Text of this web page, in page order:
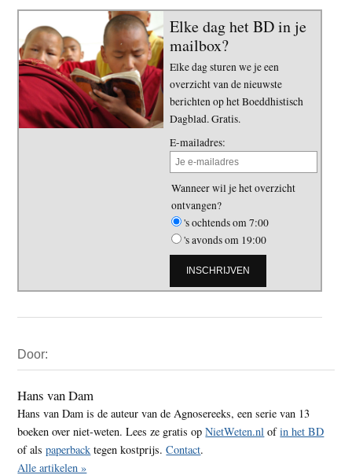
Elke dag het BD in je
mailbox?
Elke dag sturen we je een
overzicht van de nieuwste
berichten op het Boeddhistisch
Dagblad. Gratis.
E-mailadres:
Wanneer wil je het overzicht
ontvangen?
's ochtends om 7:00
's avonds om 19:00
Sidebar
Door:
Hans van Dam
Hans van Dam is de auteur van de Agnosereeks, een serie van 13
boeken over niet-weten. Lees ze gratis opNietWeten.nl ofin het BD
of alspaperback tegen kostprijs.Contact.
Alle artikelen »